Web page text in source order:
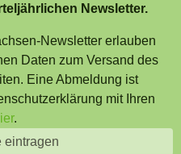
Newsletter.
Newsletter erlauben
Daten zum Versand des
Eine Abmeldung ist
mit Ihren
.